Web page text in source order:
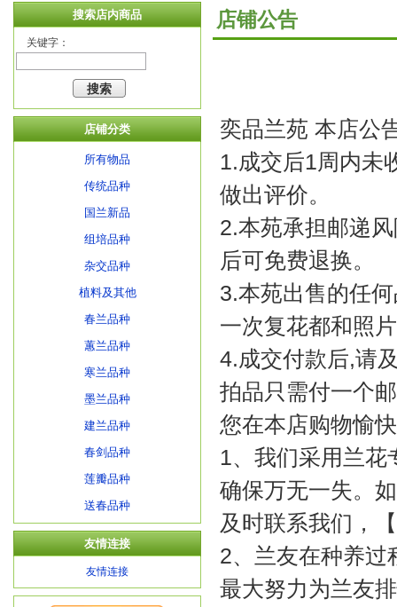
搜索店内商品
关键字：
店铺分类
所有物品
传统品种
国兰新品
组培品种
杂交品种
植料及其他
春兰品种
蕙兰品种
寒兰品种
墨兰品种
建兰品种
春剑品种
莲瓣品种
送春品种
友情连接
友情连接
店铺公告
奕品兰苑 本店公
1.成交后1周内未
做出评价。
2.本苑承担邮递
后可免费退换。
3.本苑出售的任
一次复花都和照
4.成交付款后,请
拍品只需付一个
您在本店购物愉
1、我们采用兰花
确保万无一失。
及时联系我们，
2、兰友在种养过
最大努力为兰友